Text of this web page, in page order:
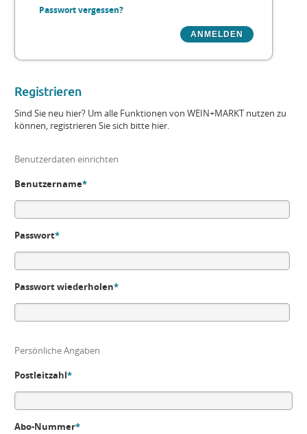
Passwort vergessen?
Registrieren
Sind Sie neu hier? Um alle Funktionen von WEIN+MARKT nutzen zu
können, registrieren Sie sich bitte hier.
Benutzerdaten einrichten
Benutzername*
Passwort*
Passwort wiederholen*
Persönliche Angaben
Postleitzahl*
Abo-Nummer*